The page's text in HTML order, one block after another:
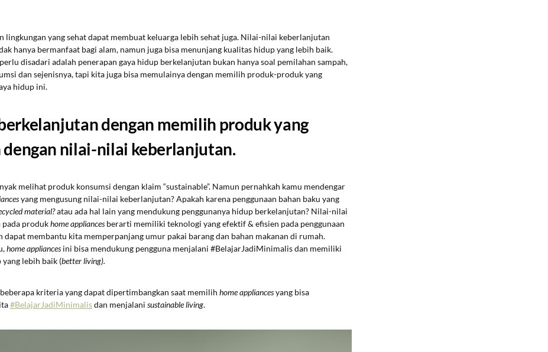
lingkungan yang sehat dapat membuat keluarga lebih sehat juga. Nilai-nilai keberlanjutan
hanya bermanfaat bagi alam, namun juga bisa menunjang kualitas hidup yang lebih baik.
disadari adalah penerapan gaya hidup berkelanjutan bukan hanya soal pemilahan sampah,
dan sejenisnya, tapi kita juga bisa memulainya dengan memilih produk-produk yang
hidup ini.
dengan memilih produk yang
dengan nilai-nilai keberlanjutan.
melihat produk konsumsi dengan klaim “sustainable”. Namun pernahkah kamu mendengar
yang mengusung nilai-nilai keberlanjutan? Apakah karena penggunaan bahan baku yang
material?atau ada hal lain yang mendukung penggunanya hidup berkelanjutan? Nilai-nilai
produkhome appliancesberarti memiliki teknologi yang efektif & efisien pada penggunaan
dapat membantu kita memperpanjang umur pakai barang dan bahan makanan di rumah.
home appliancesini bisa mendukung pengguna menjalani #BelajarJadiMinimalis dan memiliki
lebih baik (better living).
kriteria yang dapat dipertimbangkan saat memilih home appliancesyang bisa
#BelajarJadiMinimalisdan menjalani sustainable living.